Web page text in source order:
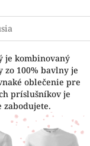
je kombinovaný
zo 100% bavlny je
oblečenie pre
príslušníkov je